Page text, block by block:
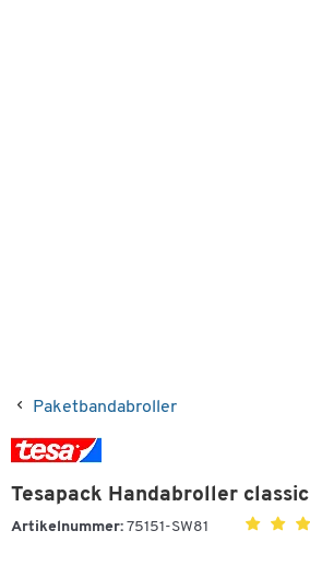
Paketbandabroller
Tesapack Handabroller classic
Artikelnummer: 75151-SW81